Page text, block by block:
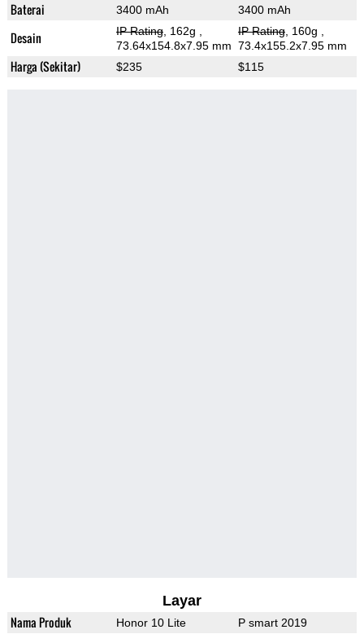
Baterai 3400 mAh 3400 mAh
Desain IP Rating, 162g
73.64x154.8x7.95 mm
IP Rating, 160g
73.4x155.2x7.95 mm
Harga (Sekitar) $235 $115
Layar
Nama Produk Honor 10 Lite P smart 2019